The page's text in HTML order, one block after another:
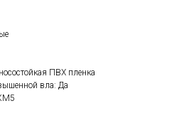
ПВХ пленка
вла: Да